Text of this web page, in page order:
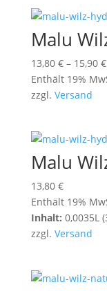
Malu
13,80 € – 15,90 €
Enthält 19%
zzgl. Versand
Malu
13,80 €
Enthält 19%
Inhalt: 0,0035L (
zzgl. Versand